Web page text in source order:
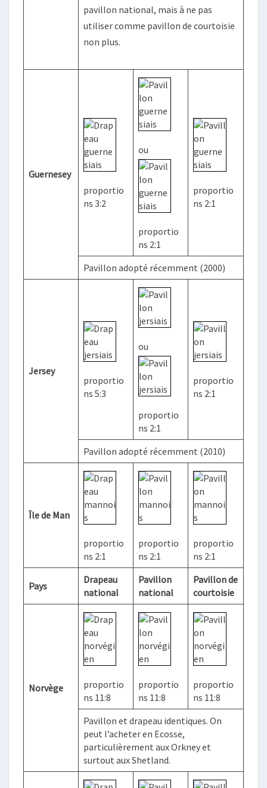
pavillon national, mais à ne pas
utiliser comme pavillon de courtoisie
non plus.
Guernesey
proportio
ns 3:2
ou
proportio
ns 2:1
proportio
ns 2:1
Pavillon adopté récemment (2000)
Jersey
proportio
ns 5:3
ou
proportio
ns 2:1
proportio
ns 2:1
Pavillon adopté récemment (2010)
Île de Man
proportio
ns 2:1
proportio
ns 2:1
proportio
ns 2:1
Pays
Drapeau
national
Pavillon
national
Pavillon de
courtoisie
Norvège
proportio
ns 11:8
proportio
ns 11:8
proportio
ns 11:8
Pavillon et drapeau identiques. On
peut l’acheter en Ecosse,
particulièrement aux Orkney et
surtout aux Shetland.